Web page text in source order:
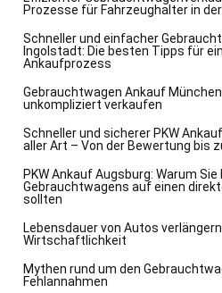
Prozesse für Fahrzeughalter in
Schneller und einfacher
Ingolstadt: Die besten Tipps für
Ankaufprozess
Gebrauchtwagen Ankauf
unkompliziert verkaufen
Schneller und sicherer PKW
aller Art – Von der Bewertung bis
PKW Ankauf Augsburg: Warum
Gebrauchtwagens auf einen
sollten
Lebensdauer von Autos
Wirtschaftlichkeit
Mythen rund um den
Fehlannahmen